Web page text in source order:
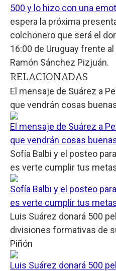
500 y lo hizo con una
espera la próxima
colchonero que será el
16:00 de Uruguay frente al
Ramón Sánchez Pizjuán.
RELACIONADAS
El mensaje de Suárez a
que vendrán cosas
El mensaje de Suárez a
que vendrán cosas
Sofía Balbi y el posteo
es verte cumplir tus
Sofía Balbi y el posteo
es verte cumplir tus
Luis Suárez donará 500
divisiones formativas de
Piñón
Luis Suárez donará 500